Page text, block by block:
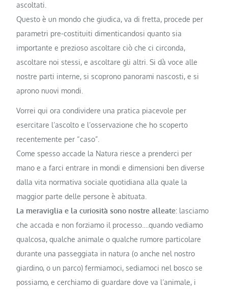
ascoltati.
Questo è un mondo che giudica, va di fretta, procede per
parametri pre-costituiti dimenticandosi quanto sia
importante e prezioso ascoltare ciò che ci circonda,
ascoltare noi stessi, e ascoltare gli altri. Si dà voce alle
nostre parti interne, si scoprono panorami nascosti, e si
aprono nuovi mondi.
Vorrei qui ora condividere una pratica piacevole per
esercitare l’ascolto e l’osservazione che ho scoperto
recentemente per “caso”.
Come spesso accade la Natura riesce a prenderci per
mano e a farci entrare in mondi e dimensioni ben diverse
dalla vita normativa sociale quotidiana alla quale la
maggior parte delle persone è abituata.
La meraviglia e la curiosità sono nostre alleate: lasciamo
che accada e non forziamo il processo….quando vediamo
qualcosa, qualche animale o qualche rumore particolare
durante una passeggiata in natura (o anche nel nostro
giardino, o un parco) fermiamoci, sediamoci nel bosco se
possiamo, e cerchiamo di guardare dove va l’animale, i